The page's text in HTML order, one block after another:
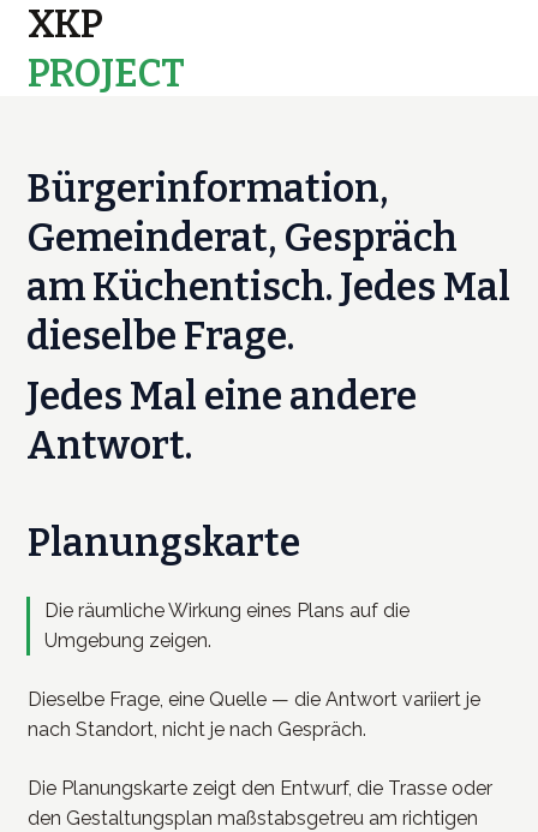
XKP
PROJECT
Bürgerinformation,
Gemeinderat, Gespräch
am Küchentisch. Jedes Mal
dieselbe Frage.
Jedes Mal eine andere
Antwort.
Planungskarte
Die räumliche Wirkung eines Plans auf die
Umgebung zeigen.
Dieselbe Frage, eine Quelle — die Antwort variiert je
nach Standort, nicht je nach Gespräch.
Die Planungskarte zeigt den Entwurf, die Trasse oder
den Gestaltungsplan maßstabsgetreu am richtigen